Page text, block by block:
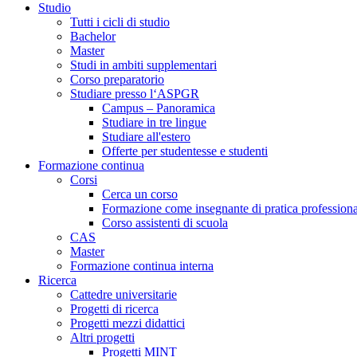
Studio
Tutti i cicli di studio
Bachelor
Master
Studi in ambiti supplementari
Corso preparatorio
Studiare presso l‘ASPGR
Campus – Panoramica
Studiare in tre lingue
Studiare all'estero
Offerte per studentesse e studenti
Formazione continua
Corsi
Cerca un corso
Formazione come insegnante di pratica
Corso assistenti di scuola
CAS
Master
Formazione continua interna
Ricerca
Cattedre universitarie
Progetti di ricerca
Progetti mezzi didattici
Altri progetti
Progetti MINT